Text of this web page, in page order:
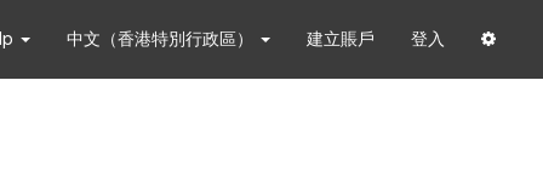
中文（香港特別行政區） 建立賬戶 登入